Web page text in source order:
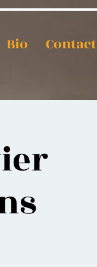
Bio Contact